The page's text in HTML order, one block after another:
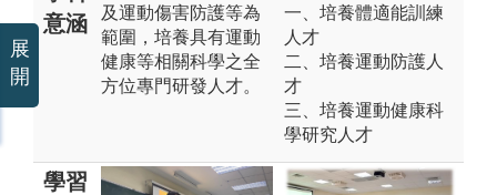
意涵
及運動傷害防護等為
範圍，培養具有運動
健康等相關科學之全
方位專門研發人才。
一、培養體適能訓練
人才
二、培養運動防護人
才
三、培養運動健康科
學研究人才
學習
展
開